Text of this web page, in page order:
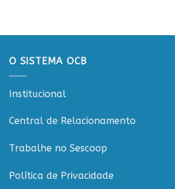
Conecta
sustentabilidade
O SISTEMA OCB
Institucional
Central de Relacionamento
Trabalhe no Sescoop
Política de Privacidade